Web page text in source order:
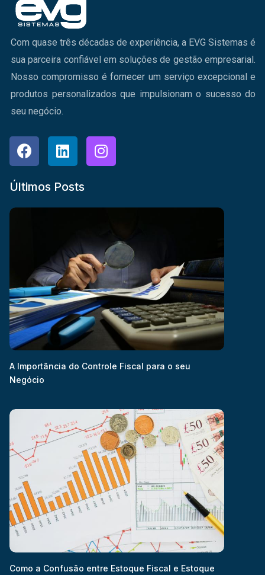
Com quase três décadas de experiência, a EVG Sistemas é
sua parceira confiável em soluções de gestão empresarial.
Nosso compromisso é fornecer um serviço excepcional e
produtos personalizados que impulsionam o sucesso do
seu negócio.
Últimos Posts
A Importância do Controle Fiscal para o seu
Negócio
Como a Confusão entre Estoque Fiscal e Estoque